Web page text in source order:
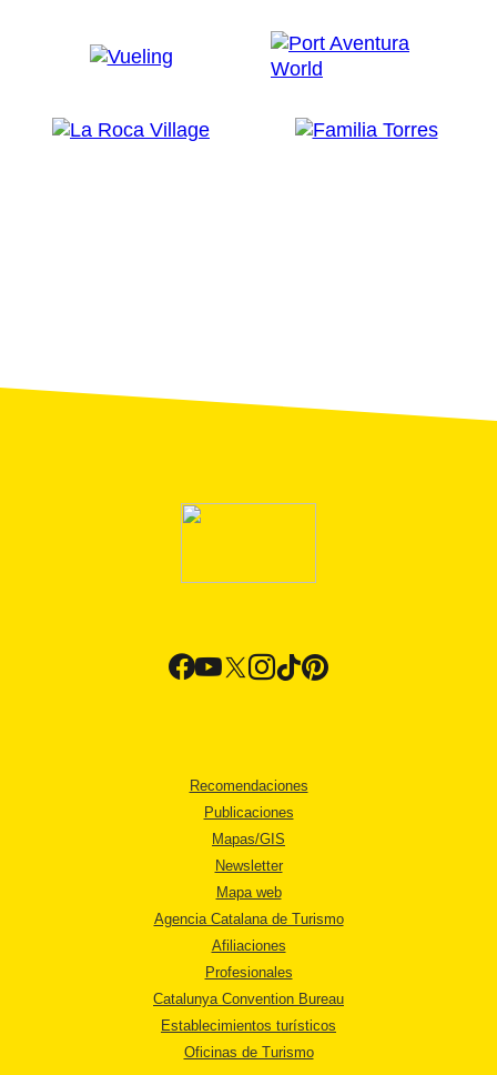
Recomendaciones
Publicaciones
Mapas/GIS
Newsletter
Mapa web
Agencia Catalana de Turismo
Afiliaciones
Profesionales
Catalunya Convention Bureau
Establecimientos turísticos
Oficinas de Turismo